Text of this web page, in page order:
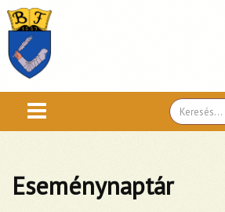
Search
...
Eseménynaptár